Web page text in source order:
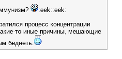
:eek::eek:
процесс концентрации
то иные причины, мешающие
беднеть.